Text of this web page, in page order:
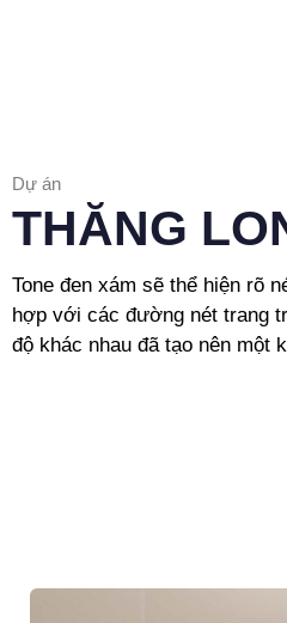
Dự án
THĂNG
Tone đen xám sẽ thể hiện rõ
hợp với các đường nét trang
độ khác nhau đã tạo nên một